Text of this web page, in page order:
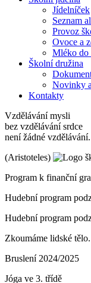
Jídelníček
Seznam
Provoz
Ovoce a
Mléko do
Školní družina
Novinky
Kontakty
Vzdělávání mysli
bez vzdělávání srdce
není žádné vzdělávání.
(Aristoteles)
Program k finanční
Hudební program
Hudební program
Zkoumáme lidské tělo.
Bruslení 2024/2025
Jóga ve 3. třídě